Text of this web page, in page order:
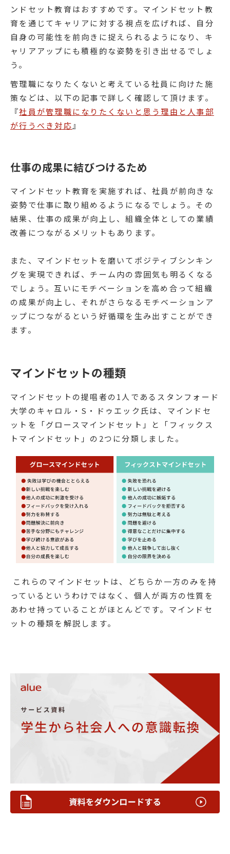
ンドセット教育はおすすめです。マインドセット教
育を通じてキャリアに対する視点を広げれば、自分
自身の可能性を前向きに捉えられるようになり、キ
ャリアアップにも積極的な姿勢を引き出せるでしょ
う。
管理職になりたくないと考えている社員に向けた施
策などは、以下の記事で詳しく確認して頂けます。
『社員が管理職になりたくないと思う理由と人事部
が行うべき対応 』
仕事の成果に結びつけるため
マインドセット教育を実施すれば、社員が前向きな
姿勢で仕事に取り組めるようになるでしょう。その
結果、仕事の成果が向上し、組織全体としての業績
改善につながるメリットもあります。
また、マインドセットを磨いてポジティブシンキン
グを実現できれば、チーム内の雰囲気も明るくなる
でしょう。互いにモチベーションを高め合って組織
の成果が向上し、それがさらなるモチベーションア
ップにつながるという好循環を生み出すことができ
ます。
マインドセットの種類
マインドセットの提唱者の1人であるスタンフォード
大学のキャロル・S・ドゥエック氏は、マインドセ
ットを「グロースマインドセット」と「フィックス
トマインドセット」の2つに分類しました。
これらのマインドセットは、どちらか一方のみを持
っているというわけではなく、個人が両方の性質を
あわせ持っていることがほとんどです。マインドセ
ットの種類を解説します。